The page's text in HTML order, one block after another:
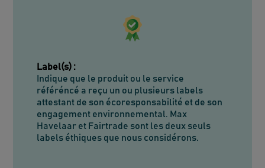
Label(s) :
Indique que le produit ou le service
référéncé a reçu un ou plusieurs labels
attestant de son écoresponsabilité et de son
engagement environnemental. Max
Havelaar et Fairtrade sont les deux seuls
labels éthiques que nous considérons.